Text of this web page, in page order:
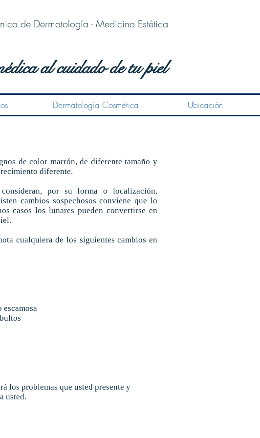
de Dermatología - Medicina Estética
al cuidado de tu piel
Dermatología Cosmética Ubicación
de color marrón, de diferente tamaño y
diferente.
por su forma o localización,
cambios sospechosos conviene que lo
casos los lunares pueden convertirse en
cualquiera de los siguientes cambios en
los problemas que usted presente y
usted.